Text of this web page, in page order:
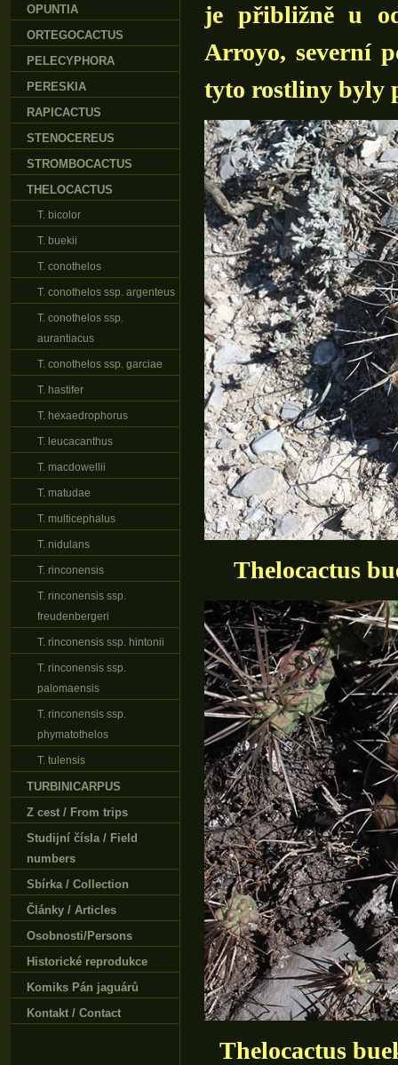
je přibližně u
Arroyo, severní
tyto rostliny byly
Thelocactus
Thelocactus
OPUNTIA
ORTEGOCACTUS
PELECYPHORA
PERESKIA
RAPICACTUS
STENOCEREUS
STROMBOCACTUS
THELOCACTUS
T. bicolor
T. buekii
T. conothelos
T. conothelos ssp. argenteus
T. conothelos ssp.
aurantiacus
T. conothelos ssp. garciae
T. hastifer
T. hexaedrophorus
T. leucacanthus
T. macdowellii
T. matudae
T. multicephalus
T. nidulans
T. rinconensis
T. rinconensis ssp.
freudenbergeri
T. rinconensis ssp. hintonii
T. rinconensis ssp.
palomaensis
T. rinconensis ssp.
phymatothelos
T. tulensis
TURBINICARPUS
Z cest / From trips
Studijní čísla / Field
numbers
Sbírka / Collection
Články / Articles
Osobnosti/Persons
Historické reprodukce
Komiks Pán jaguárů
Kontakt / Contact